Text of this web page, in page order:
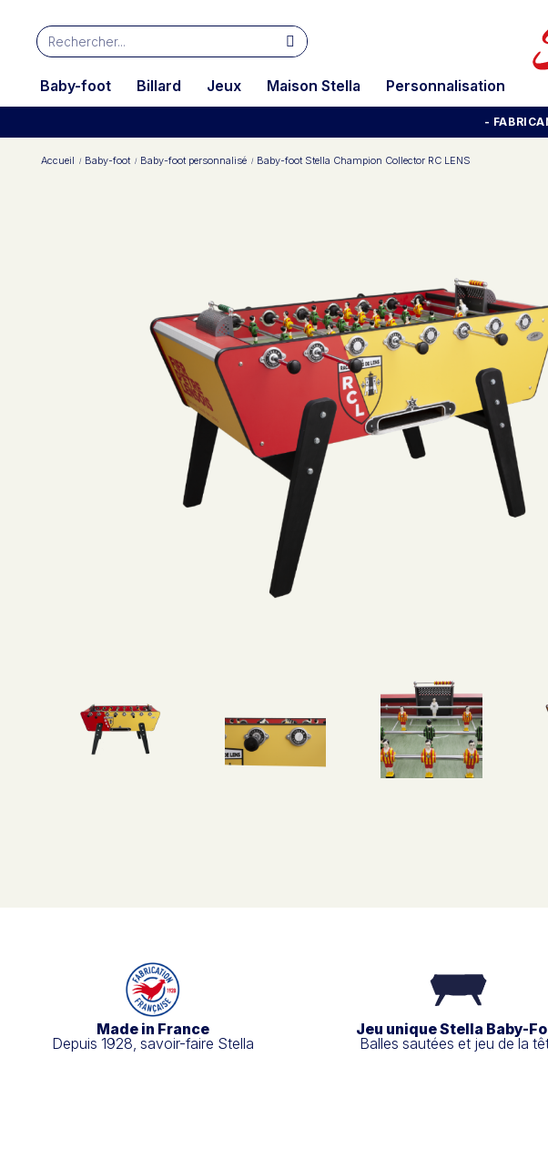
Baby-foot Billard Jeux Maison Stella Personnalisation
-
Accueil Baby-foot Baby-foot personnalisé Baby-foot Stella Champion Collector RC LENS
Made in France
Depuis 1928, savoir-faire Stella
Jeu unique Stella Baby-
Balles sautées et jeu de la